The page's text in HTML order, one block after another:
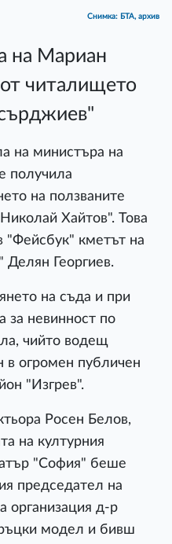
Снимка: БТА, архив
на Мариан
от читалището
на министъра на
получила
на ползваните
Хайтов". Това
кметът на
Делян Георгиев.
на съда и при
за невинност по
чийто водещ
в огромен публичен
"Изгрев".
Росен Белов,
на културния
"София" беше
председател на
организация д-р
модел и бивш